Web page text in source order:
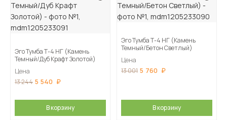
Эго Тумба Т-4 НГ (Камень
Темный/Дуб Крафт Золотой)
Цена
13 244 5 540
В корзину
Эго Тумба Т-4 НГ (Камень
Темный/Бетон Светлый)
Цена
13 001 5 760
В корзину